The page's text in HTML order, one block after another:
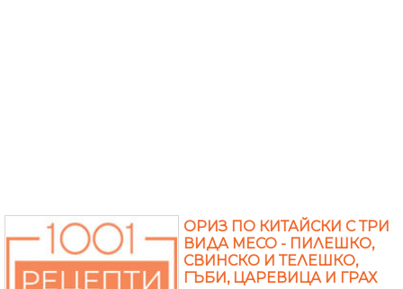
ОРИЗ ПО КИТАЙСКИ С ТРИ
ВИДА МЕСО - ПИЛЕШКО,
СВИНСКО И ТЕЛЕШКО,
ГЪБИ, ЦАРЕВИЦА И ГРАХ